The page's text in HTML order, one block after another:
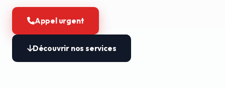
Appel urgent
Découvrir nos services